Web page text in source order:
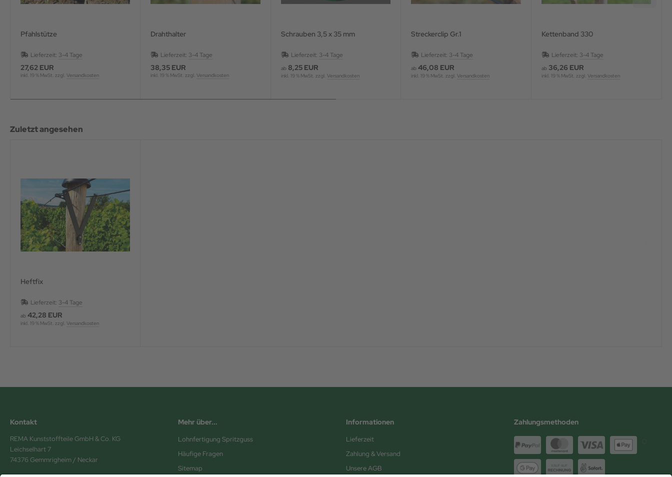
Pfahlstütze
Lieferzeit: 3-4 Tage
27,62 EUR
inkl. 19 % MwSt. zzgl. Versandkosten
Drahthalter
Lieferzeit: 3-4 Tage
38,35 EUR
inkl. 19 % MwSt. zzgl.Versandkosten
Schrauben 3,5 x 35 mm
Lieferzeit: 3-4 Tage
ab 8,25 EUR
inkl. 19 % MwSt. zzgl. Versandkosten
Streckerclip Gr.1
Lieferzeit: 3-4 Tage
ab 46,08 EUR
inkl. 19 % MwSt. zzgl.Versandkosten
Kettenband 330
Lieferzeit: 3-4 Tage
ab 36,26 EUR
inkl. 19 % MwSt. zzgl. Versandkosten
Zuletzt angesehen
Heftfix
Lieferzeit: 3-4 Tage
ab 42,28 EUR
inkl. 19 % MwSt. zzgl. Versandkosten
Kontakt
REMA Kunststoffteile GmbH & Co. KG
Leichselhart 7
74376 Gemmrigheim / Neckar
Mehr über...
Lohnfertigung Spritzguss
Häufige Fragen
Sitemap
Informationen
Lieferzeit
Zahlung & Versand
Unsere AGB
Zahlungsmethoden